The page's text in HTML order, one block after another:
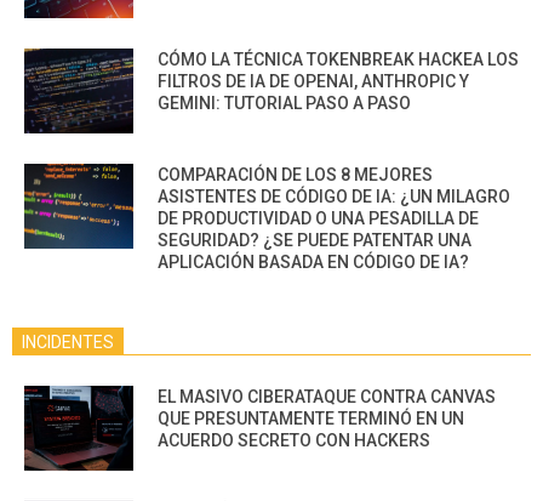
CÓMO LA TÉCNICA TOKENBREAK HACKEA LOS
FILTROS DE IA DE OPENAI, ANTHROPIC Y
GEMINI: TUTORIAL PASO A PASO
COMPARACIÓN DE LOS 8 MEJORES
ASISTENTES DE CÓDIGO DE IA: ¿UN MILAGRO
DE PRODUCTIVIDAD O UNA PESADILLA DE
SEGURIDAD? ¿SE PUEDE PATENTAR UNA
APLICACIÓN BASADA EN CÓDIGO DE IA?
INCIDENTES
EL MASIVO CIBERATAQUE CONTRA CANVAS
QUE PRESUNTAMENTE TERMINÓ EN UN
ACUERDO SECRETO CON HACKERS